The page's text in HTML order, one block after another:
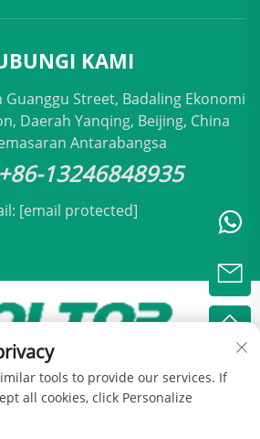
KAMI
Guanggu Street, Badaling Ekonomi
Daerah Yanqing, Beijing, China
Antarabangsa
+86-13246848935
[email protected]
2025 oleh Holtop Beijing Air
Co., Ltd - Dasar Privasi
tools to provide our services. If
all cookies, click Personalize